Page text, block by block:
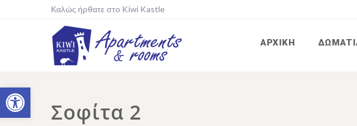
Ανοίξτε τη γραμμή εργαλείων
Καλώς ήρθατε στο Kiwi Kastle
ΑΡΧΙΚΉ
Σοφίτα 2